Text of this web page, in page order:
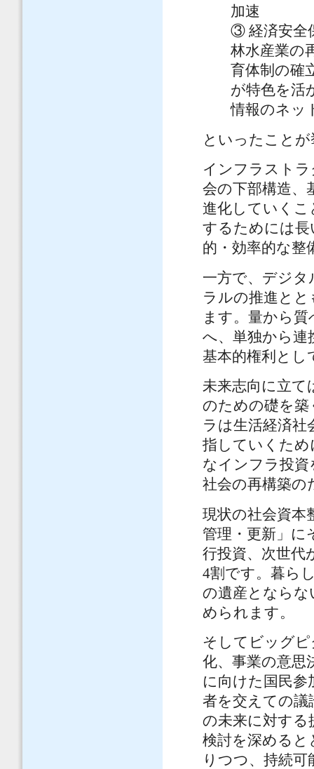
加速
③ 経済安全
林水産業の
育体制の確
が特色を活
情報のネッ
といったこと
インフラスト
会の下部構造、
進化していく
するためには長
的・効率的な整
一方で、デジ
ラルの推進と
ます。量から
へ、単独から連
基本的権利とし
未来志向に立て
のための礎を
ラは生活経済社
指していくため
なインフラ投資
社会の再構築の
現状の社会資本
管理・更新」に
行投資、次世代
4割です。暮ら
の遺産とならな
められます。
そしてビッグ
化、事業の意思
に向けた国民参
者を交えての議
の未来に対する
検討を深めると
りつつ、持続